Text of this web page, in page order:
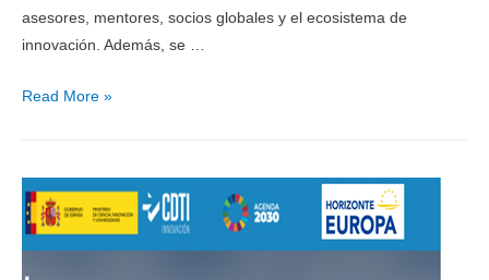
asesores, mentores, socios globales y el ecosistema de
innovación. Además, se …
Read More »